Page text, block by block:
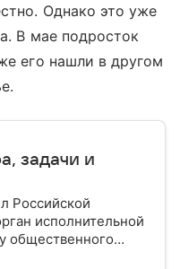
Однако это уже
В мае подросток
его нашли в другом
задачи и
Российской
исполнительной
общественного
обеспечение